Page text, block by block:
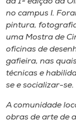
Rádio
Museu
Store
no campus I.
pintura,
uma Mostra de
oficinas de
gafieira, nas
técnicas e
se e socializar-se.
A comunidade
obras de arte de